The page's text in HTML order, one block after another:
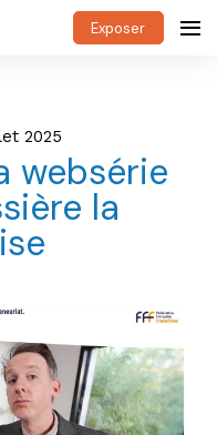
Exposer
2025
websérie
la